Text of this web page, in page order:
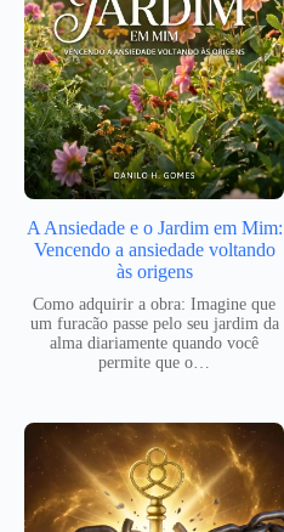
A Ansiedade e o Jardim em Mim:
Vencendo a ansiedade voltando
às origens
Como adquirir a obra: Imagine que
um furacão passe pelo seu jardim da
alma diariamente quando você
permite que o…